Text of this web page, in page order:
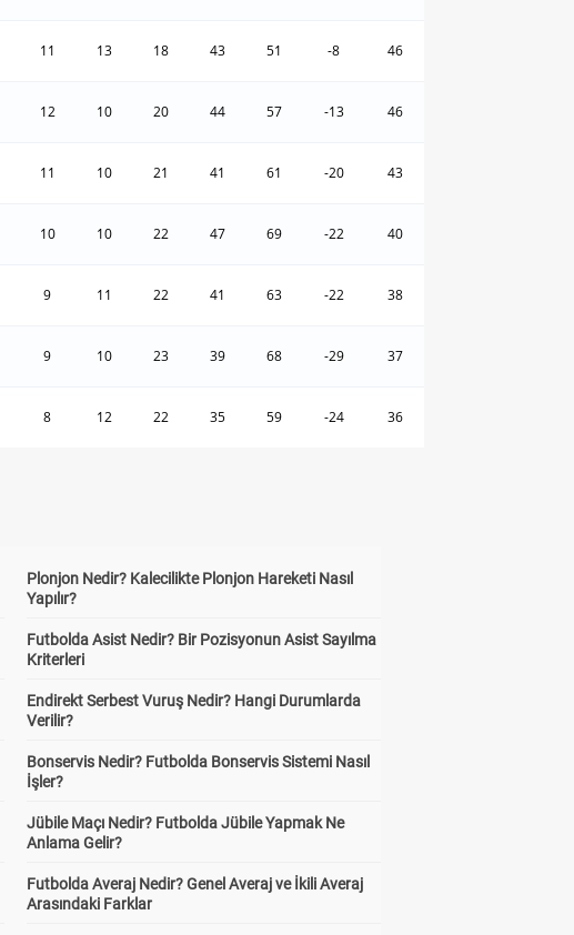
11 13 18 43 51 -8 46
12 10 20 44 57 -13 46
11 10 21 41 61 -20 43
10 10 22 47 69 -22 40
9 11 22 41 63 -22 38
9 10 23 39 68 -29 37
8 12 22 35 59 -24 36
Plonjon Nedir? Kalecilikte Plonjon Hareketi Nasıl
Yapılır?
Futbolda Asist Nedir? Bir Pozisyonun Asist Sayılma
Kriterleri
Endirekt Serbest Vuruş Nedir? Hangi Durumlarda
Verilir?
Bonservis Nedir? Futbolda Bonservis Sistemi Nasıl
İşler?
Jübile Maçı Nedir? Futbolda Jübile Yapmak Ne
Anlama Gelir?
Futbolda Averaj Nedir? Genel Averaj ve İkili Averaj
Arasındaki Farklar